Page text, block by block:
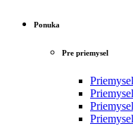
Ponuka
Pre priemysel